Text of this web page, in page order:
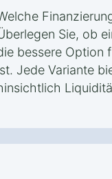
Sie, ob
bessere Option
Jede Variante